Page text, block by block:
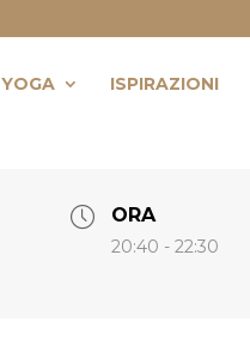
YOGA ISPIRAZIONI
ORA
20:40 - 22:30